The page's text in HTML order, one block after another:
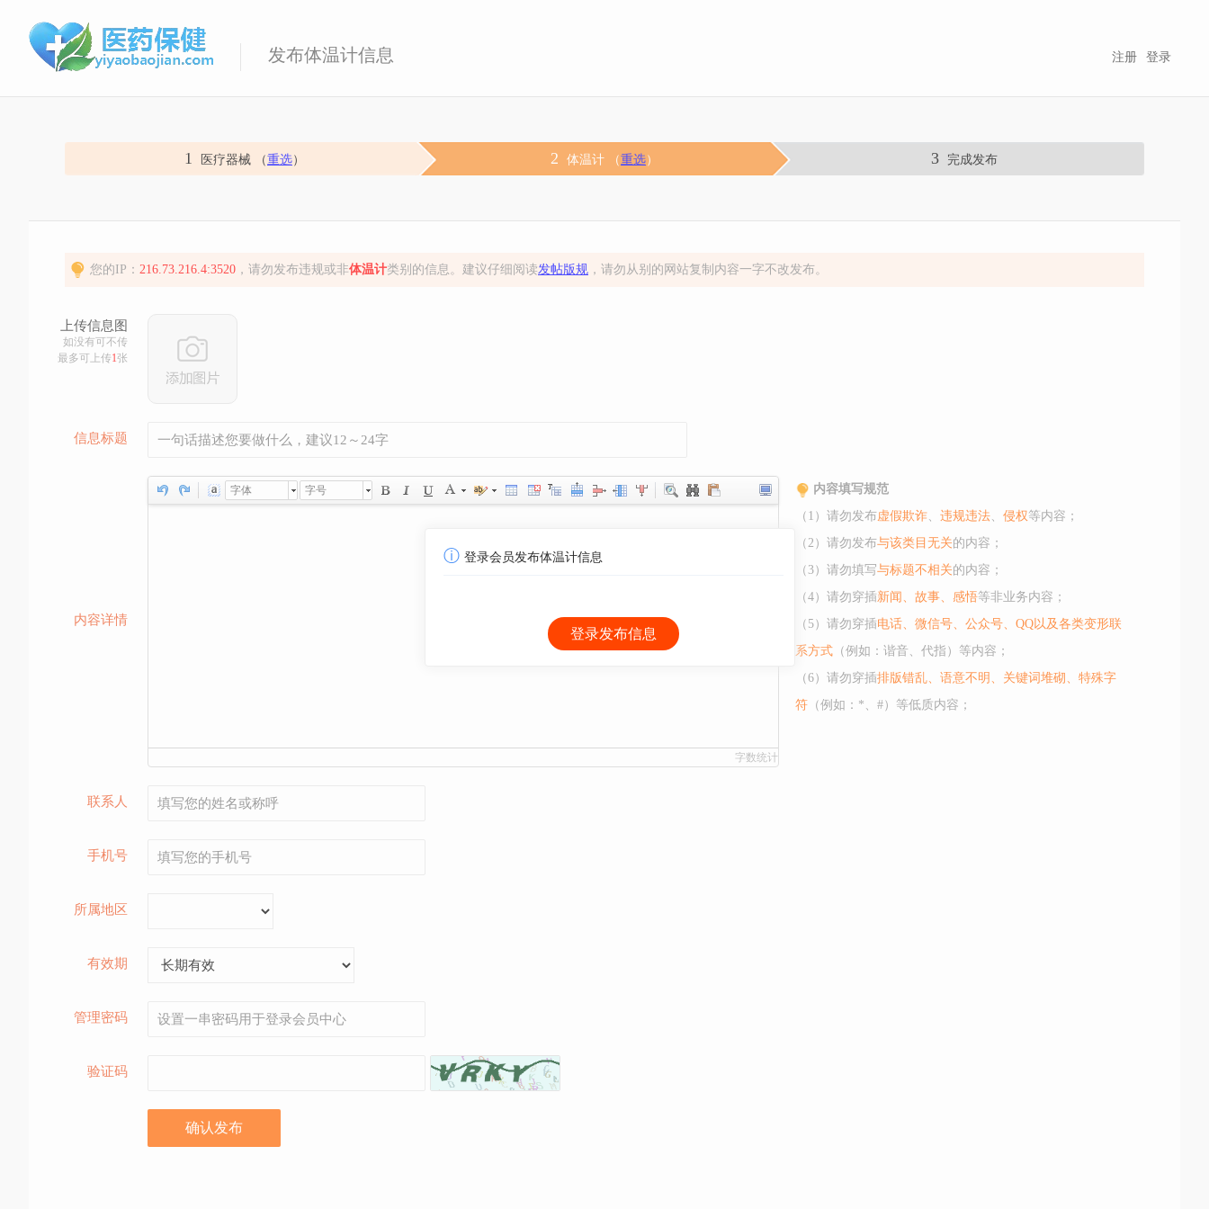
发布体温计信息 登录
注册
1 医疗器械 （重选） 2 体温计 （重选） 3 完成发布
您的IP： 216.73.216.4:3520 ，请勿发布违规或非体温计类别的信息。建议仔细阅读发帖版规 ，请勿从别的网站复制内容一字不改发布。
上传信息图
如没有可不传
最多可上传1张
信息标题
内容详情
字体 字号
字数统计
内容填写规范
（1）请勿发布虚假欺诈、 违规违法、 侵权等内容；
（2）请勿发布与该类目无关的内容；
（3）请勿填写与标题不相关的内容；
（4）请勿穿插新闻、故事、感悟等非业务内容；
（5）请勿穿插电话、微信号、公众号、QQ以及各类变形联
系方式 （例如：谐音、代指）等内容；
（6）请勿穿插排版错乱、语意不明、关键词堆砌、特殊字
符 （例如：*、#）等低质内容；
联系人
手机号
所属地区
有效期
管理密码
验证码
ⓘ 登录会员发布体温计信息